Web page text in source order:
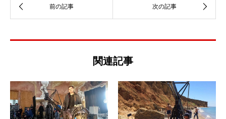
関連記事